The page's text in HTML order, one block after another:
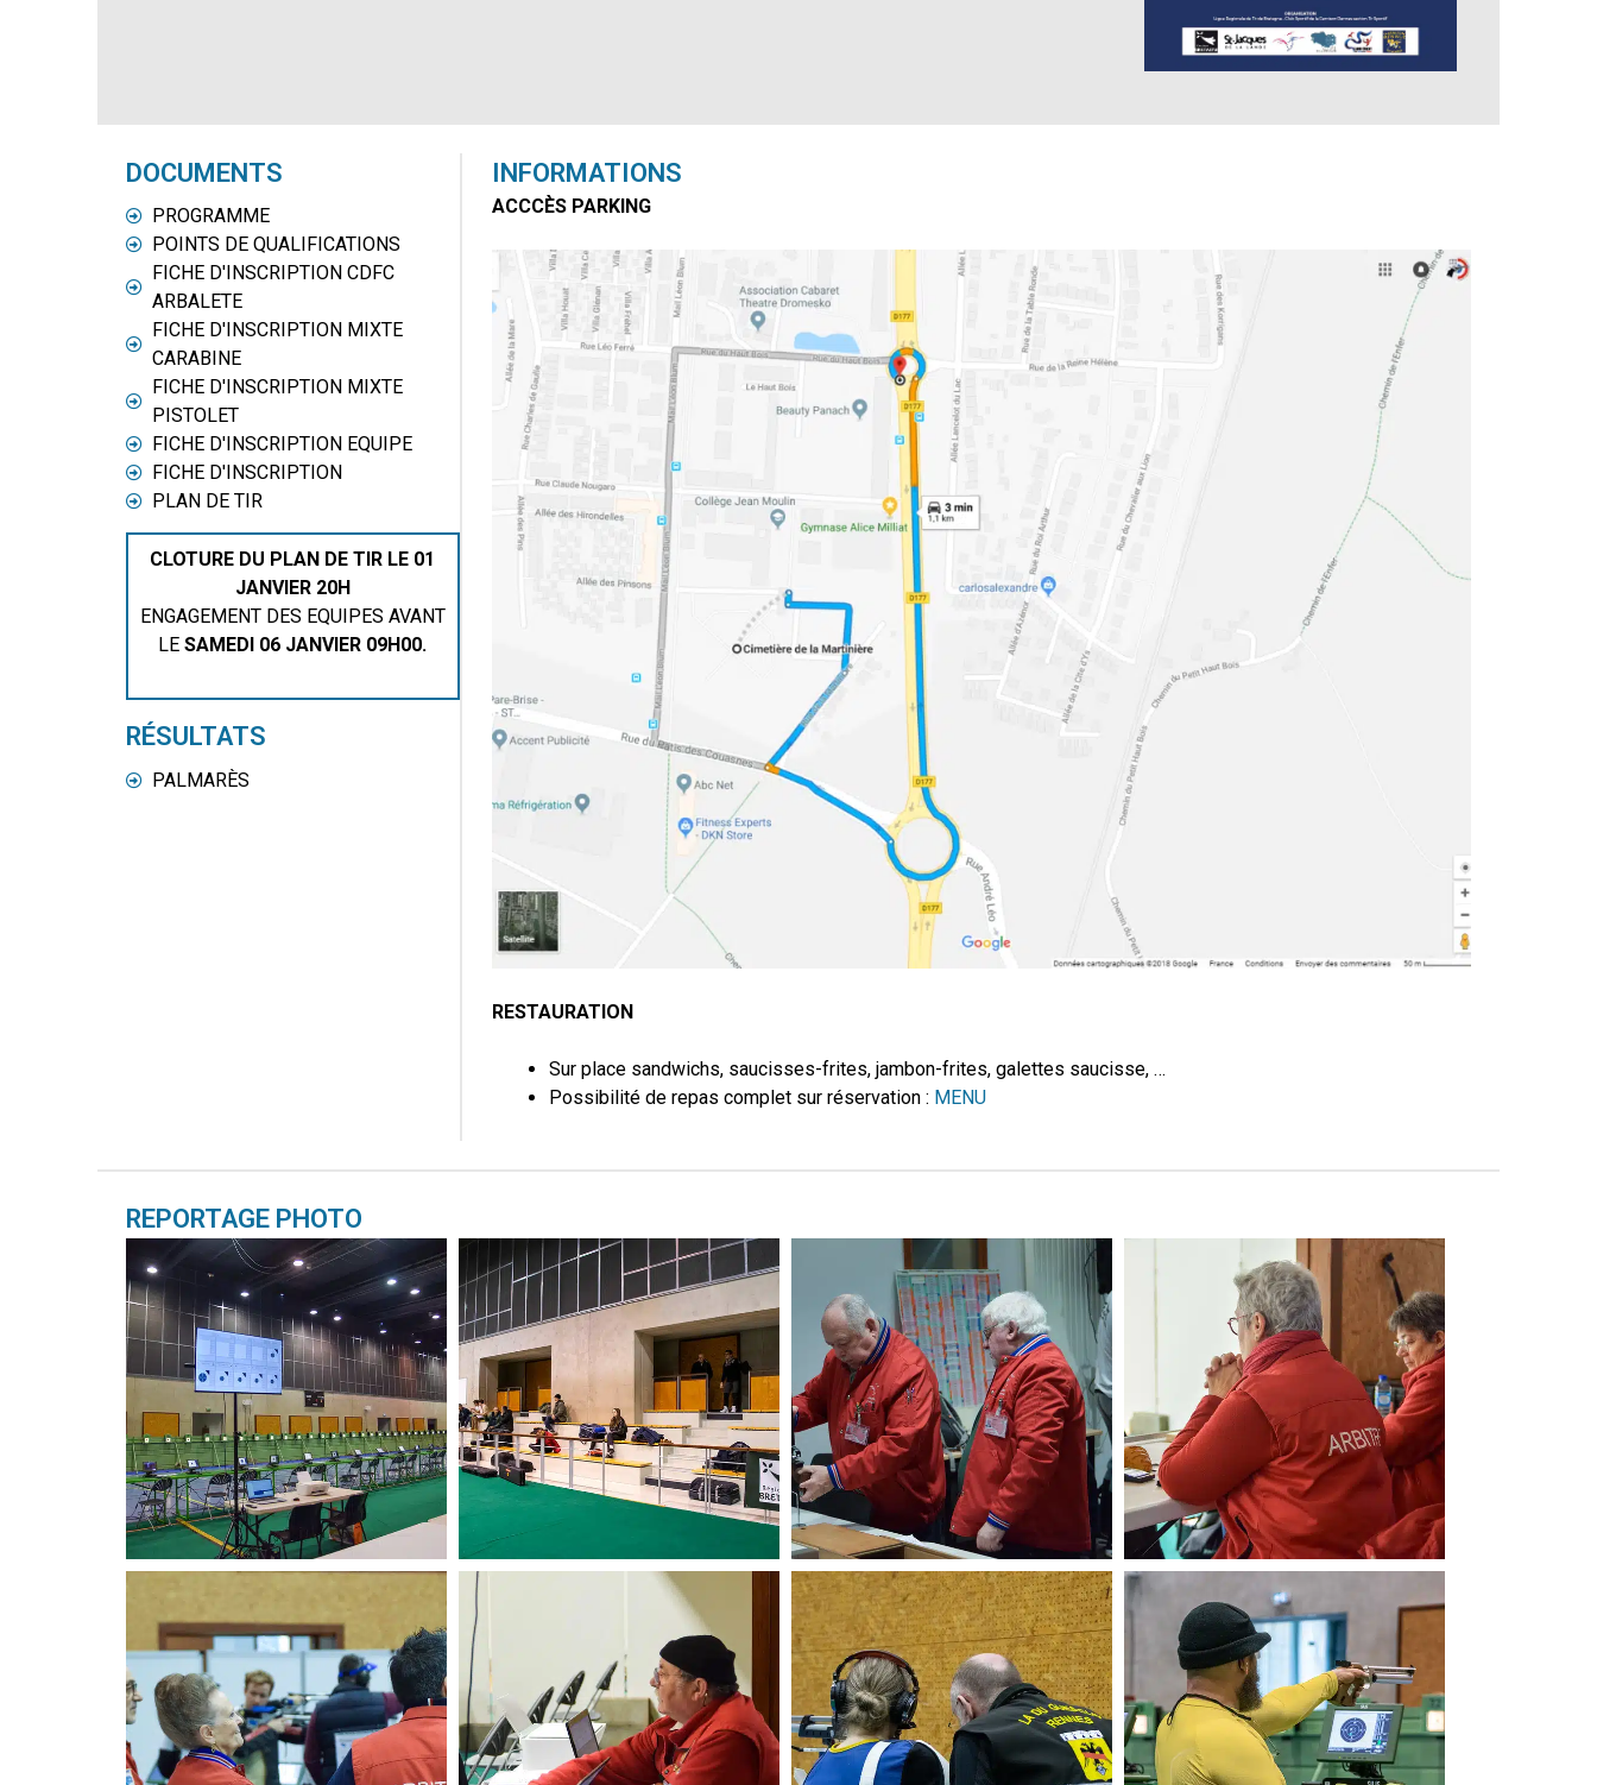
DOCUMENTS
PROGRAMME
POINTS DE QUALIFICATIONS
FICHE D'INSCRIPTION CDFC
ARBALETE
FICHE D'INSCRIPTION MIXTE
CARABINE
FICHE D'INSCRIPTION MIXTE
PISTOLET
FICHE D'INSCRIPTION EQUIPE
FICHE D'INSCRIPTION
PLAN DE TIR
CLOTURE DU PLAN DE TIR LE 01
JANVIER 20H
ENGAGEMENT DES EQUIPES AVANT
LESAMEDI 06 JANVIER 09H00.
RÉSULTATS
PALMARÈS
INFORMATIONS
ACCCÈS PARKING
RESTAURATION
Sur place sandwichs, saucisses-frites, jambon-frites, galettes saucisse, …
Possibilité de repas complet sur réservation : MENU
REPORTAGE PHOTO